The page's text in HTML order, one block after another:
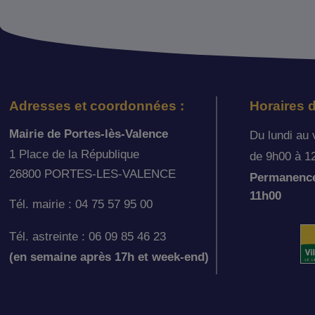
Adresses et coordonnées :
Mairie de Portes-lès-Valence
1 Place de la République
26800 PORTES-LES-VALENCE
Tél. mairie : 04 75 57 95 00
Tél. astreinte : 06 09 85 46 23
(en semaine après 17h et week-end)
Horaires
Du lundi au
de 9h00 à
11h00